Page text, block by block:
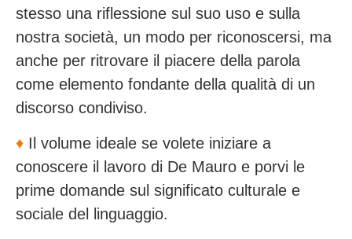
stesso una riflessione sul suo uso e sulla
nostra società, un modo per riconoscersi, ma
anche per ritrovare il piacere della parola
come elemento fondante della qualità di un
discorso condiviso.
♦️ Il volume ideale se volete iniziare a
conoscere il lavoro di De Mauro e porvi le
prime domande sul significato culturale e
sociale del linguaggio.